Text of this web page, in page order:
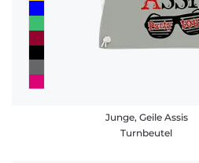
Junge, Geile Assis
Turnbeutel